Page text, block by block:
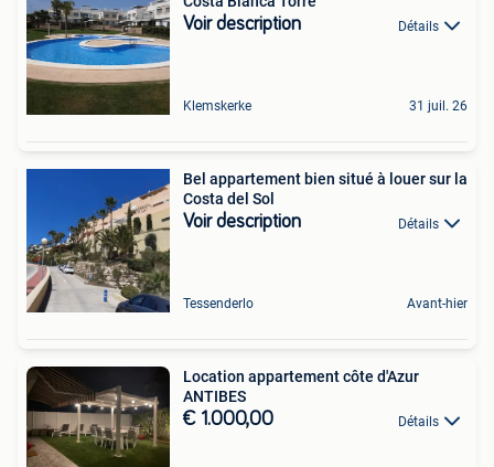
Voir description Détails
Klemskerke 31 juil. 26
Bel appartement bien situé à louer sur la
Costa del Sol
Voir description Détails
Tessenderlo Avant-hier
Location appartement côte d'Azur
ANTIBES
€ 1.000,00 Détails